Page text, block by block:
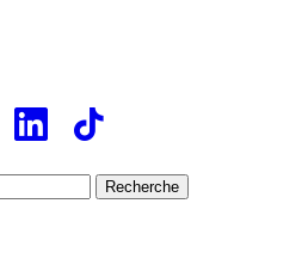
Recherche